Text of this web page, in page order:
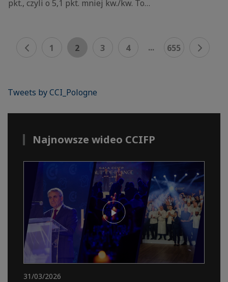
pkt., czyli o 5,1 pkt. mniej kw./kw. To…
1 2 3 4 ... 655
Tweets by CCI_Pologne
Najnowsze wideo CCIFP
31/03/2026